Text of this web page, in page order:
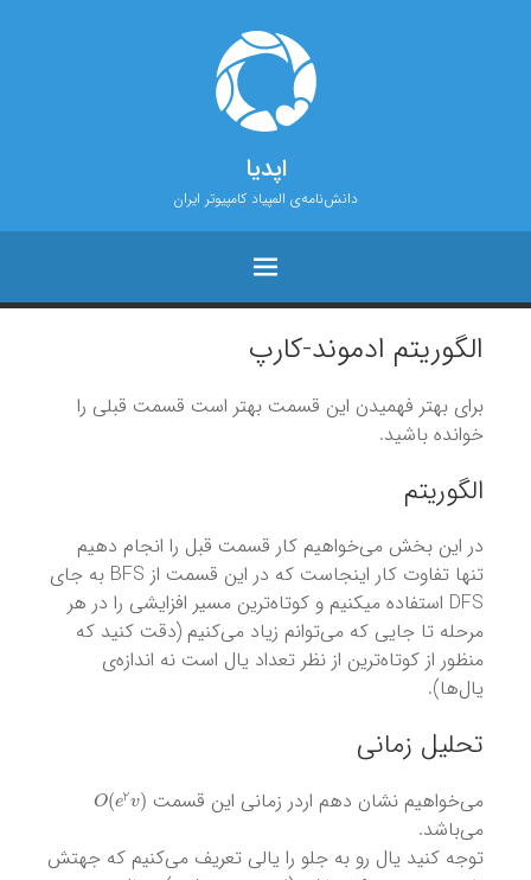
اپدیا
دانش‌نامه‌ی المپیاد کامپیوتر ایران
الگوریتم ادموند-کارپ
برای بهتر فهمیدن این قسمت بهتر است قسمت قبلی را
خوانده باشید.
الگوریتم
در این بخش می‌خواهیم کار قسمت قبل را انجام دهیم
تنها تفاوت کار اینجاست که در این قسمت از BFS به جای
DFS استفاده میکنیم و کوتاه‌ترین مسیر افزایشی را در هر
مرحله تا جایی که می‌توانم زیاد می‌کنیم (دقت کنید که
منظور از کوتاه‌ترین از نظر تعداد یال است نه اندازه‌ی
یال‌ها).
تحلیل زمانی
می‌خواهیم نشان دهم اردر زمانی این قسمت O(e2 v)
می‌باشد.
توجه کنید یال رو به جلو را یالی تعریف می‌کنیم که جهتش